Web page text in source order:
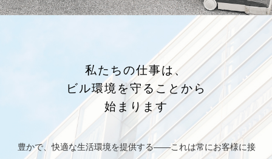
私たちの仕事は、
ビル環境を守ることから
始まります
豊かで、快適な生活環境を提供する——これは常にお客様に接